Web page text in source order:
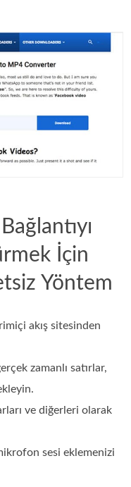
İçin
Yöntem
akış sitesinden
zamanlı satırlar,
ve diğerleri olarak
sesi eklemenizi